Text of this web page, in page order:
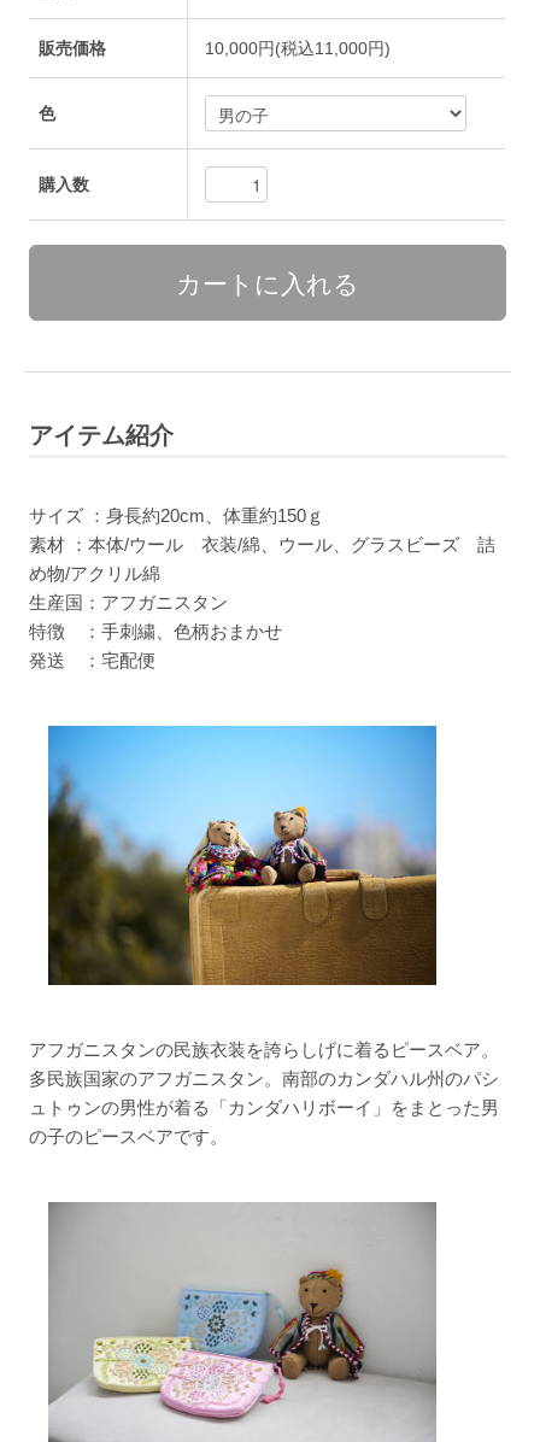
販売価格 10,000円(税込11,000円)
色
購入数
アイテム紹介
サイズ ：身長約20cm、体重約150ｇ
素材 ：本体/ウール 衣装/綿、ウール、グラスビーズ 詰
め物/アクリル綿
生産国：アフガニスタン
特徴 ：手刺繍、色柄おまかせ
発送 ：宅配便
アフガニスタンの民族衣装を誇らしげに着るピースベア。
多民族国家のアフガニスタン。南部のカンダハル州のパシ
ュトゥンの男性が着る「カンダハリボーイ」をまとった男
の子のピースベアです。